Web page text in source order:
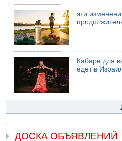
эти
Кабаре для
едет в
ДОСКА ОБЪЯВЛЕНИЙ